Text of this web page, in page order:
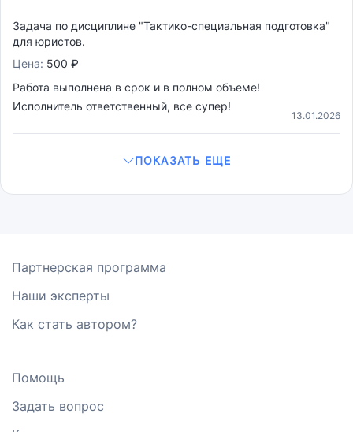
13.01.2026
Задача по дисциплине "Тактико-специальная подготовка"
для юристов.
Цена: 500 ₽
Работа выполнена в срок и в полном объеме!
Исполнитель ответственный, все супер!
ПОКАЗАТЬ ЕЩЕ
Партнерская программа
Наши эксперты
Как стать автором?
Помощь
Задать вопрос